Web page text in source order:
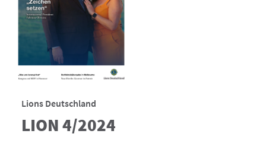
Lions Deutschland
LION 4/2024